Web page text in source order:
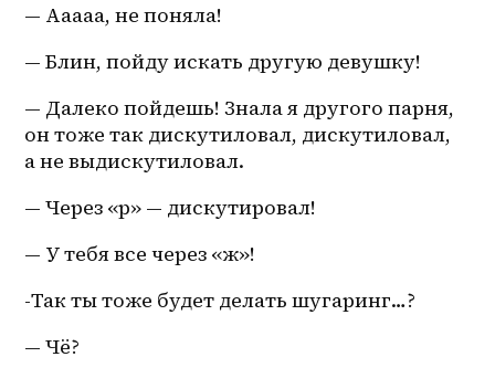
— Ааааа, не поняла!
— Блин, пойду искать другую девушку!
— Далеко пойдешь! Знала я другого парня,
он тоже так дискутиловал, дискутиловал,
а не выдискутиловал.
— Через «р» — дискутировал!
— У тебя все через «ж»!
-Так ты тоже будет делать шугаринг…?
— Чё?